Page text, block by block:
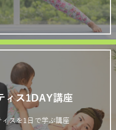
ィス1DAY講座
スを1日で学ぶ講座